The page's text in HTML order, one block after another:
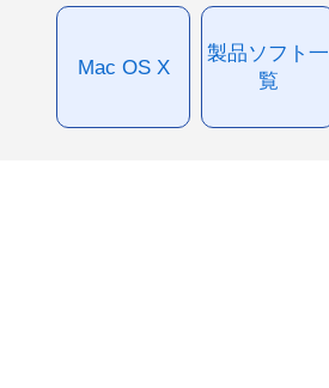
Mac OS X
製品ソフト一
覧